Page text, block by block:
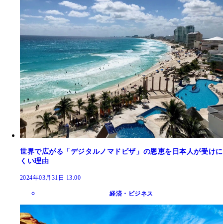
世界で広がる「デジタルノマドビザ」の恩恵を日本人が受けに
くい理由
2024年03月31日 13:00
経済・ビジネス